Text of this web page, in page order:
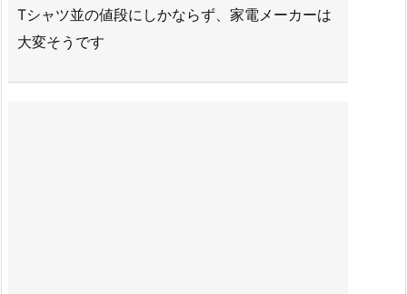
Tシャツ並の値段にしかならず、家電メーカーは
大変そうです